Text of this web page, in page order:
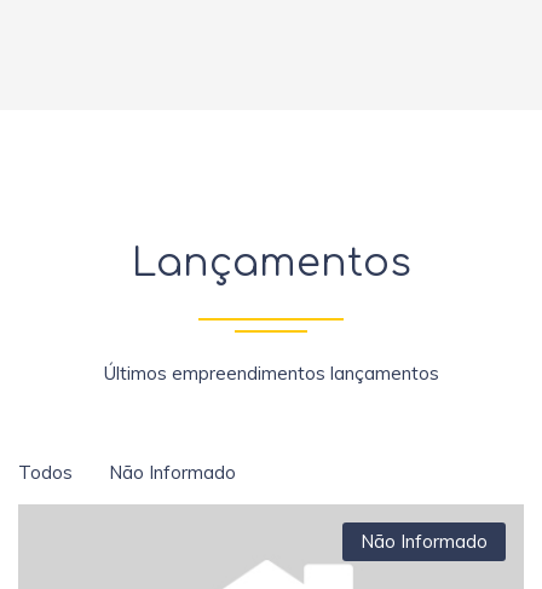
Lançamentos
Últimos empreendimentos lançamentos
Todos Não Informado
Não Informado